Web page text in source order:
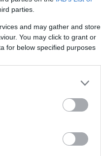
parties.
and may gather and store
You may click to grant or
for below specified purposes
por
11,7